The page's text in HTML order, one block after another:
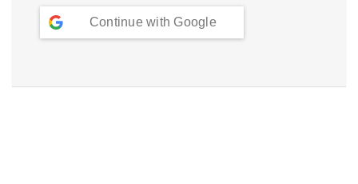
Continue with Google